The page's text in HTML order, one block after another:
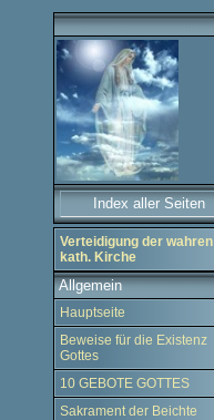
Index aller Seiten
Verteidigung der wahren
kath. Kirche
Allgemein
Hauptseite
Beweise für die Existenz
Gottes
10 GEBOTE GOTTES
Sakrament der Beichte